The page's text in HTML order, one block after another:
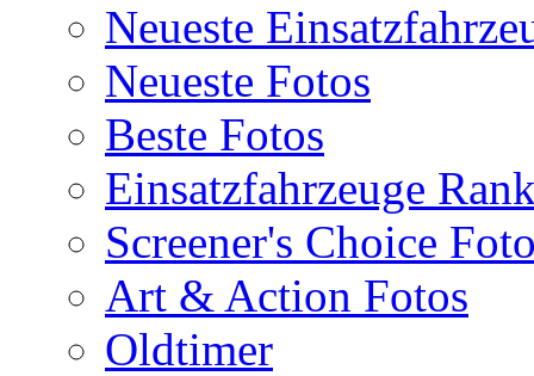
Neueste
Neueste Fotos
Beste Fotos
Einsatzfahrzeuge
Screener's Choice
Art & Action Fotos
Oldtimer